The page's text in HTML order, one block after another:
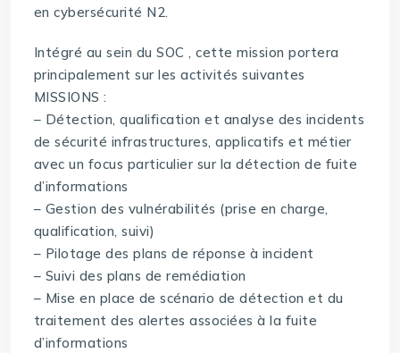
en cybersécurité N2.
Intégré au sein du SOC , cette mission portera
principalement sur les activités suivantes
MISSIONS :
– Détection, qualification et analyse des incidents
de sécurité infrastructures, applicatifs et métier
avec un focus particulier sur la détection de fuite
d’informations
– Gestion des vulnérabilités (prise en charge,
qualification, suivi)
– Pilotage des plans de réponse à incident
– Suivi des plans de remédiation
– Mise en place de scénario de détection et du
traitement des alertes associées à la fuite
d’informations